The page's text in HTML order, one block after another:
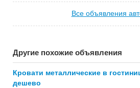
Все объявления
Другие похожие объявления
Кровати металлические в
дешево